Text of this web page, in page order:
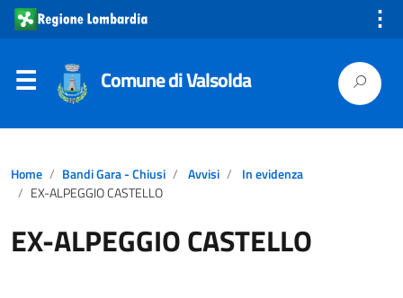
⋮
Comune di Valsolda
Home Bandi Gara - Chiusi Avvisi
In evidenza
EX-ALPEGGIO CASTELLO
EX-ALPEGGIO CASTELLO